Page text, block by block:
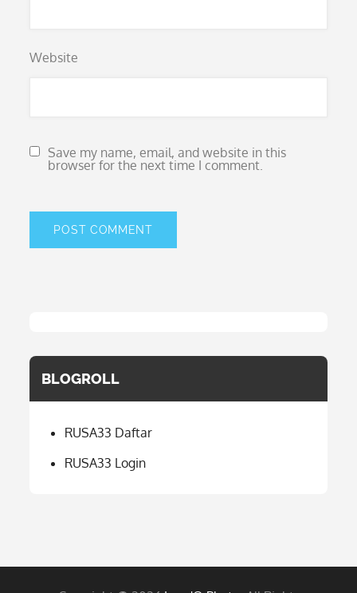
Website
Save my name, email, and website in this
browser for the next time I comment.
BLOGROLL
RUSA33 Daftar
RUSA33 Login